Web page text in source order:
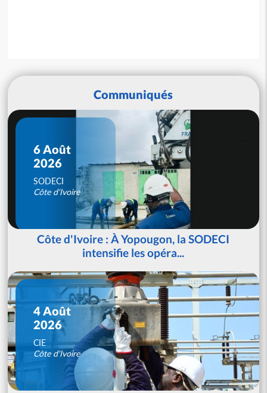
Communiqués
6 Août
2026
SODECI
Côte d'Ivoire
Côte d'Ivoire : À Yopougon, la SODECI
intensifie les opéra...
4 Août
2026
CIE
Côte d'Ivoire